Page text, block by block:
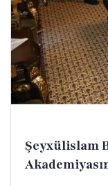
Şeyxülislam